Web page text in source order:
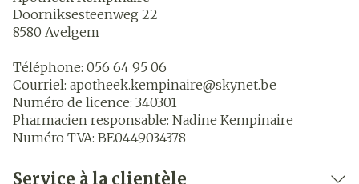
Doorniksesteenweg 22
8580 Avelgem
Téléphone: 056 64 95 06
Courriel: apotheek.kempinaire@skynet.be
Numéro de licence: 340301
Pharmacien responsable: Nadine Kempinaire
Numéro TVA: BE0449034378
Service à la clientèle